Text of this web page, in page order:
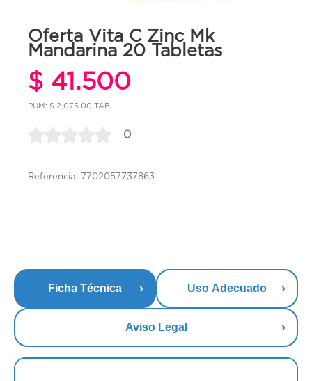
Oferta Vita C Zinc Mk
Mandarina 20 Tabletas
$ 41.500
PUM: $ 2,075.00 TAB
0
Referencia: 7702057737863
Ficha Técnica Uso Adecuado
Aviso Legal